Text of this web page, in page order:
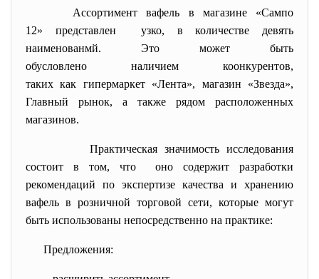
Ассортимент вафель в магазине «Сампо
12» представлен узко, в количестве девять
наименованмй. Это может быть
обусловлено наличием коонкурентов,
таких как гипермаркет «Лента», магазин «Звезда»,
Главный рынок, а также рядом расположенных
магазинов.
Практическая значимость исследования
состоит в том, что оно содержит разработки
рекомендаций по экспертизе качества и хранению
вафель в розничной торговой сети, которые могут
быть использованы непосредственно на практике:
Предложения: